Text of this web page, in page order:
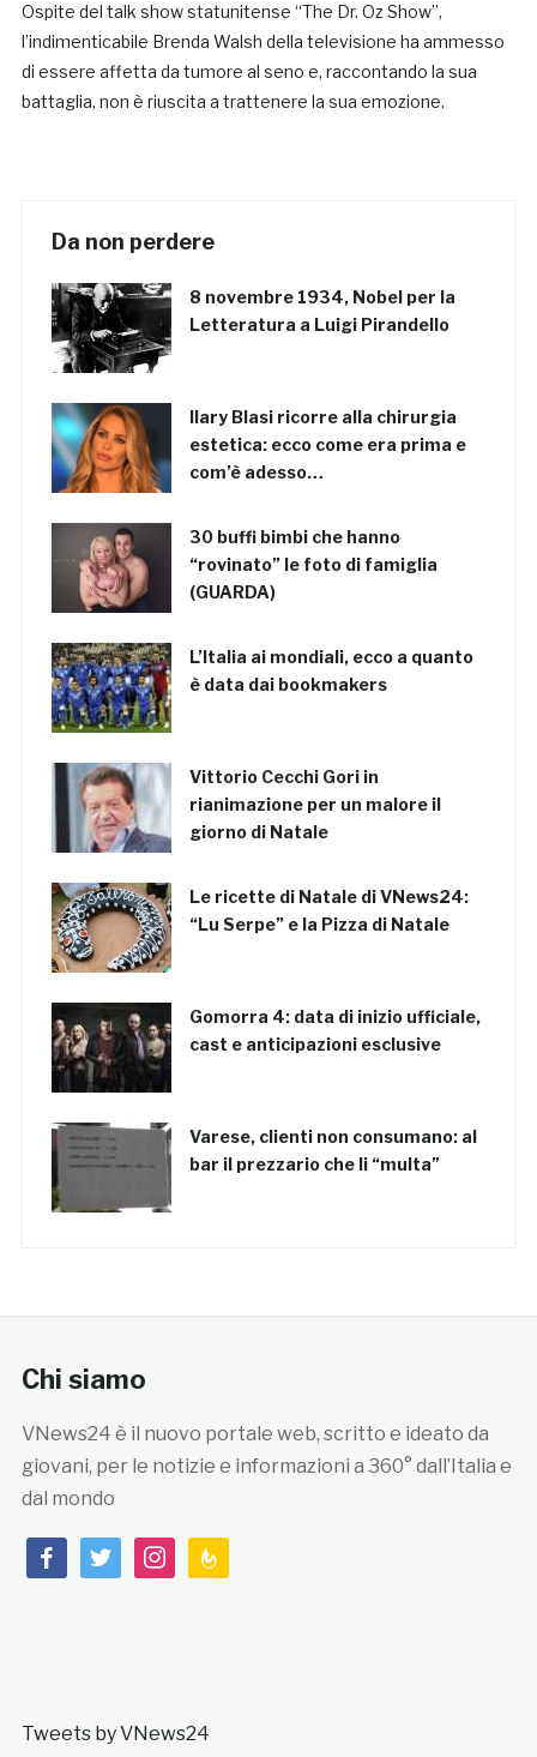
Ospite del talk show statunitense “The Dr. Oz Show”,
l’indimenticabile Brenda Walsh della televisione ha ammesso
di essere affetta da tumore al seno e, raccontando la sua
battaglia, non è riuscita a trattenere la sua emozione.
Da non perdere
8 novembre 1934, Nobel per la
Letteratura a Luigi Pirandello
Ilary Blasi ricorre alla chirurgia
estetica: ecco come era prima e
com’è adesso…
30 buffi bimbi che hanno
“rovinato” le foto di famiglia
(GUARDA)
L’Italia ai mondiali, ecco a quanto
è data dai bookmakers
Vittorio Cecchi Gori in
rianimazione per un malore il
giorno di Natale
Le ricette di Natale di VNews24:
“Lu Serpe” e la Pizza di Natale
Gomorra 4: data di inizio ufficiale,
cast e anticipazioni esclusive
Varese, clienti non consumano: al
bar il prezzario che li “multa”
Chi siamo
VNews24 è il nuovo portale web, scritto e ideato da
giovani, per le notizie e informazioni a 360° dall’Italia e
dal mondo
facebooktwitterinstagramfeedburner
Tweets by VNews24